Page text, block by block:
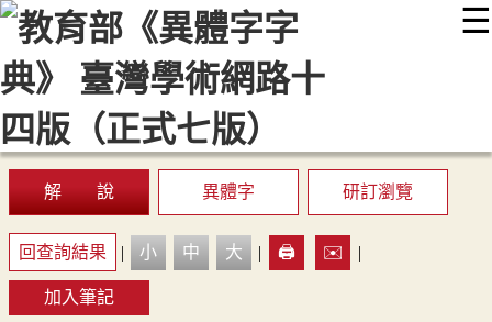
☰
::: 最新消息 常見問題 編輯說明
顯示模式
網站導覽
解 說 異體字 研訂瀏覽
回查詢結果 | 小 中 大 | 🖨️ ✉️ |
加入筆記